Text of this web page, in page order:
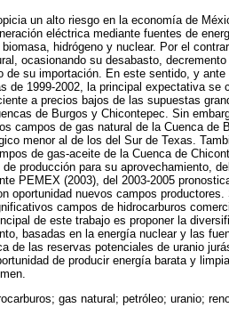
un alto riesgo en la economía de
eléctrica mediante fuentes de
hidrógeno y nuclear. Por el
ocasionando su desabasto, decremento
de su importación. En este sentido, y
de 1999-2002, la principal expectativa se
a precios bajos de las supuestas
de Burgos y Chicontepec. Sin
campos de gas natural de la Cuenca de
menor al de los del Sur de Texas.
de gas-aceite de la Cuenca de
producción para su aprovechamiento,
PEMEX (2003), del 2003-2005
oportunidad nuevos campos
campos de hidrocarburos
de este trabajo es proponer la
basadas en la energía nuclear y las
de las reservas potenciales de uranio
de producir energía barata y
gas natural; petróleo; uranio;